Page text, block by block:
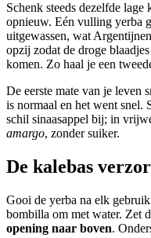
Schenk steeds dezelfde
opnieuw. Eén vulling yerba
uitgewassen, wat Argentijnen
opzij zodat de droge
komen. Zo haal je een
De eerste mate van je leven
is normaal en het went snel.
schil sinaasappel bij; in
amargo, zonder suiker.
De kalebas
Gooi de yerba na elk
bombilla om met water. Zet
opening naar boven.